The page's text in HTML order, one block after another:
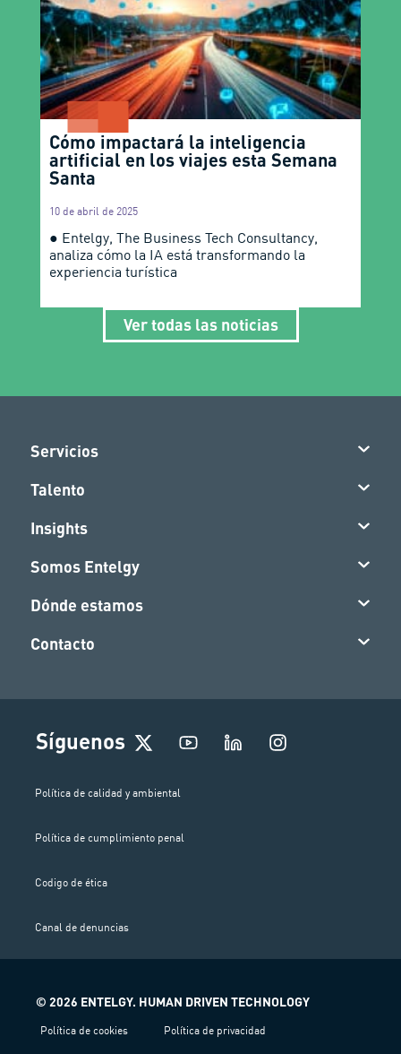
Cómo impactará la inteligencia
artificial en los viajes esta Semana
Santa
10 de abril de 2025
● Entelgy, The Business Tech Consultancy,
analiza cómo la IA está transformando la
experiencia turística
Ver todas las noticias
Servicios
Talento
Insights
Somos Entelgy
Dónde estamos
Contacto
Síguenos
I
n
Política de calidad y ambiental
Política de cumplimiento penal
Codigo de ética
Canal de denuncias
© 2026 ENTELGY. HUMAN DRIVEN TECHNOLOGY
Política de cookies Política de privacidad